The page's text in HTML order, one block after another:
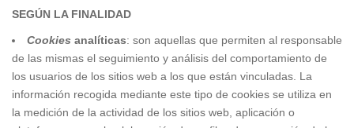
SEGÚN LA FINALIDAD
Cookies analíticas: son aquellas que permiten al responsable
de las mismas el seguimiento y análisis del comportamiento de
los usuarios de los sitios web a los que están vinculadas. La
información recogida mediante este tipo de cookies se utiliza en
la medición de la actividad de los sitios web, aplicación o